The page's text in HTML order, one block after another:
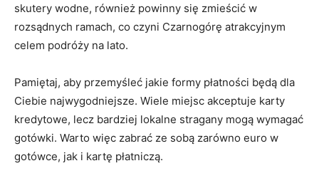
skutery wodne, również‌ powinny się zmieścić w
rozsądnych ramach, co czyni Czarnogórę atrakcyjnym
celem podróży na lato.
Pamiętaj, aby przemyśleć jakie formy płatności będą dla
Ciebie najwygodniejsze. Wiele miejsc akceptuje‌ karty
kredytowe, lecz bardziej ‌lokalne stragany mogą wymagać
gotówki. Warto więc zabrać ze sobą zarówno euro w
gotówce, jak i kartę płatniczą.